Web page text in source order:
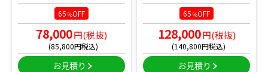
65 %OFF
78,000円(税抜)
(85,800円税込)
お見積り
65 %OFF
128,000円(税抜)
(140,800円税込)
お見積り